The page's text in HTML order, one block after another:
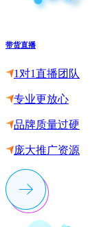
带货直播
1对1直播团队
专业更放心
品牌质量过硬
庞大推广资源